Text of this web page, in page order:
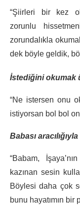
“Şiirleri bir kez
zorunlu
zorundalıkla
dek böyle geldik,
İstediğini okumak
“Ne istersen onu
istiyorsan bol bol
Babası
“Babam,
kazınan sesin
Böylesi daha çok
bunu hayatımın bir